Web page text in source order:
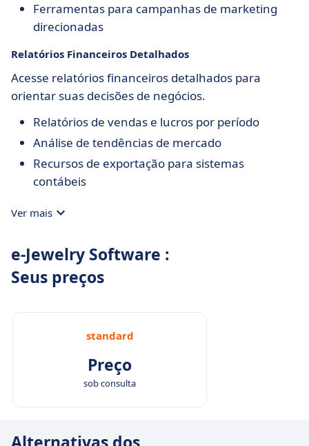
Ferramentas para campanhas de marketing
direcionadas
Relatórios Financeiros Detalhados
Acesse relatórios financeiros detalhados para
orientar suas decisões de negócios.
Relatórios de vendas e lucros por período
Análise de tendências de mercado
Recursos de exportação para sistemas
contábeis
Ver mais
e-Jewelry Software :
Seus preços
standard
Preço
sob consulta